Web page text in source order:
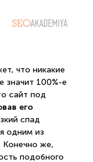
что никакие
значит 100%-е
сайт под
его
спад
одним из
Конечно же,
подобного